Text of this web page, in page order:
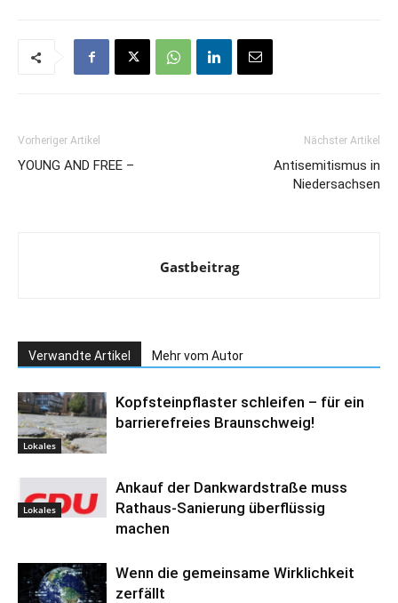
Vorheriger Artikel
YOUNG AND FREE –
Nächster Artikel
Antisemitismus in
Niedersachsen
Gastbeitrag
Verwandte Artikel Mehr vom Autor
Lokales
Kopfsteinpflaster schleifen – für ein
barrierefreies Braunschweig!
Lokales
Ankauf der Dankwardstraße muss
Rathaus-Sanierung überflüssig
machen
Wenn die gemeinsame Wirklichkeit
zerfällt